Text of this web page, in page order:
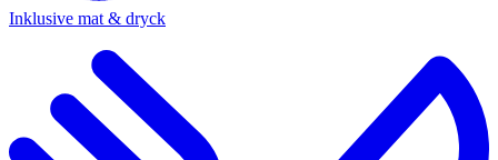
Inklusive mat & dryck